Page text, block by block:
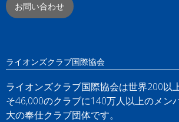
お問い合わせ
ライオンズクラブ国際協会
ライオンズクラブ国際協会は世界200以
そ46,000のクラブに140万人以上のメン
大の奉仕クラブ団体です。